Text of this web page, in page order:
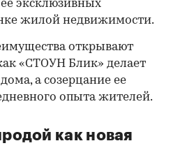
эксклюзивных
жилой недвижимости.
открывают
«СТОУН Блик» делает
а созерцание ее
опыта жителей.
как новая